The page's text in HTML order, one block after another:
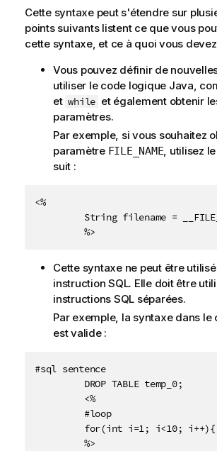
m
a
t
o
n
s
Cette syntaxe peut s'étendre sur
points suivants listent ce que vous
cette syntaxe, et ce à quoi vous
Vous pouvez définir de
utiliser le code logique Java,
et while et également obtenir
paramètres.
Par exemple, si vous souhaitez
paramètre FILE_NAME, utilisez
suit :
<%
String filename =
         %>
Cette syntaxe ne peut être
instruction SQL. Elle doit être
instructions SQL séparées.
Par exemple, la syntaxe dans le
est valide :
#sql sentence
         DROP TABLE temp_0;
         <%
         #loop
         for(int i=1; i<10; i++){
         %>